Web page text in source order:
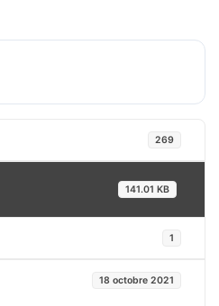
269
141.01 KB
1
18 octobre 2021